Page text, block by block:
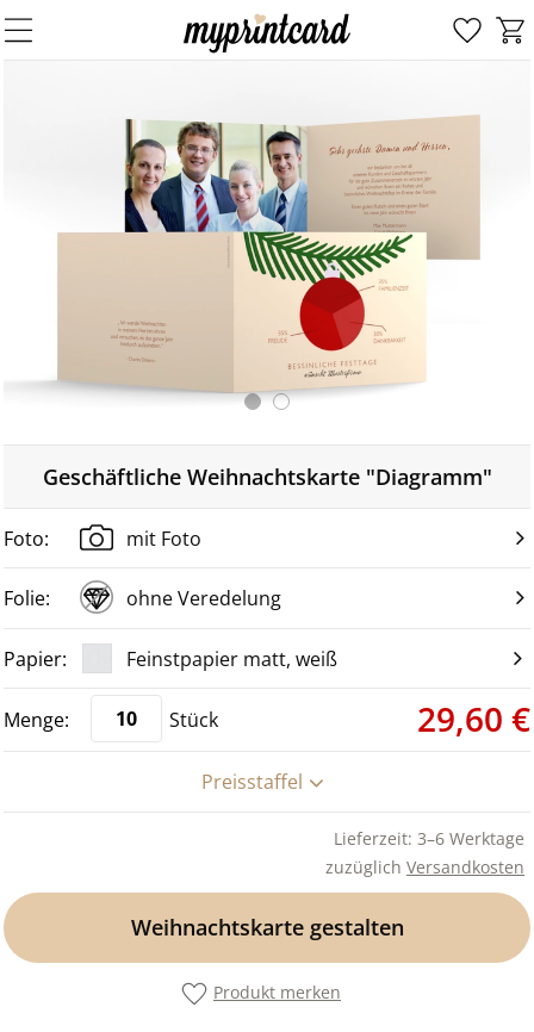
Geschäftliche Weihnachtskarte "Diagramm"
mit Foto
ohne Veredelung
Feinstpapier matt, weiß
Stück 29,60 €
Preisstaffel
Lieferzeit: 3–6 Werktage
zuzüglich Versandkosten
Weihnachtskarte gestalten
Produkt merken